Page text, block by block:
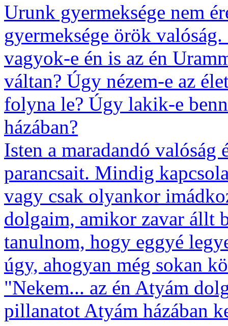
Urunk gyermeksége nem
gyermeksége örök
vagyok-e én is az én
váltan? Úgy nézem-e az
folyna le? Úgy lakik-e
házában?
Isten a maradandó
parancsait. Mindig
vagy csak olyankor
dolgaim, amikor zavar állt
tanulnom, hogy eggyé
úgy, ahogyan még sokan
"Nekem... az én Atyám
pillanatot Atyám házában